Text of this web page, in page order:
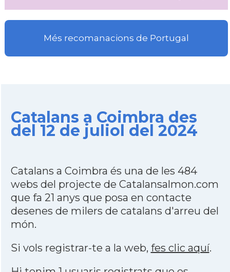
Més recomanacions de Portugal
Catalans a Coimbra des
del 12 de juliol del 2024
Catalans a Coimbra és una de les 484
webs del projecte de Catalansalmon.com
que fa 21 anys que posa en contacte
desenes de milers de catalans d'arreu del
món.
Si vols registrar-te a la web, fes clic aquí.